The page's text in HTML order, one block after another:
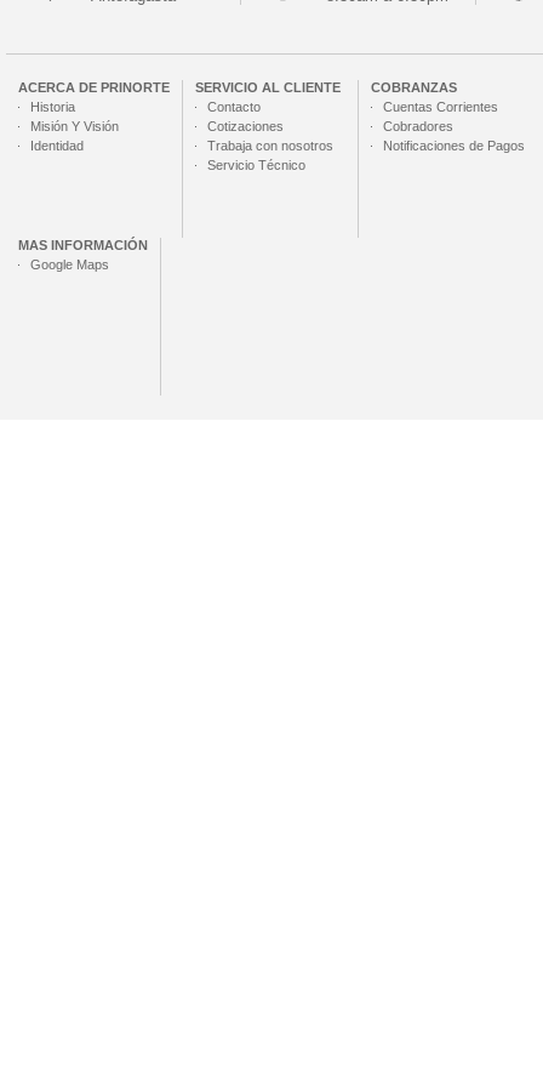
ACERCA DE PRINORTE
Historia
Misión Y Visión
Identidad
SERVICIO AL CLIENTE
Contacto
Cotizaciones
Trabaja con nosotros
Servicio Técnico
COBRANZAS
Cuentas Corrientes
Cobradores
Notificaciones de Pagos
MAS INFORMACIÓN
Google Maps